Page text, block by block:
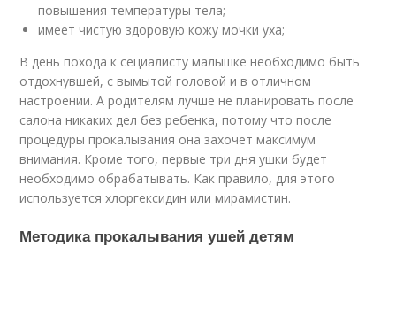
повышения температуры тела;
имеет чистую здоровую кожу мочки уха;
В день похода к сециалисту малышке необходимо быть
отдохнувшей, с вымытой головой и в отличном
настроении. А родителям лучше не планировать после
салона никаких дел без ребенка, потому что после
процедуры прокалывания она захочет максимум
внимания. Кроме того, первые три дня ушки будет
необходимо обрабатывать. Как правило, для этого
используется хлоргексидин или мирамистин.
Методика прокалывания ушей детям